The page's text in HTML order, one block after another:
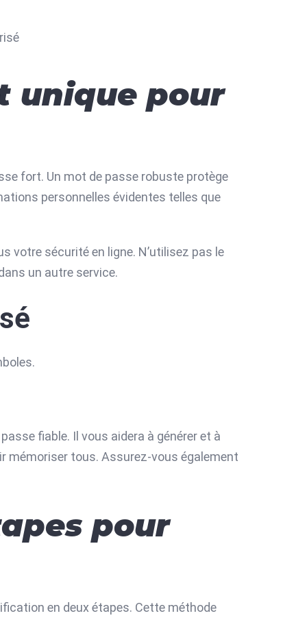
unique pour
fort. Un mot de passe robuste protège
personnelles évidentes telles que
votre sécurité en ligne. N’utilisez pas le
un autre service.
fiable. Il vous aidera à générer et à
mémoriser tous. Assurez-vous également
pour
en deux étapes. Cette méthode